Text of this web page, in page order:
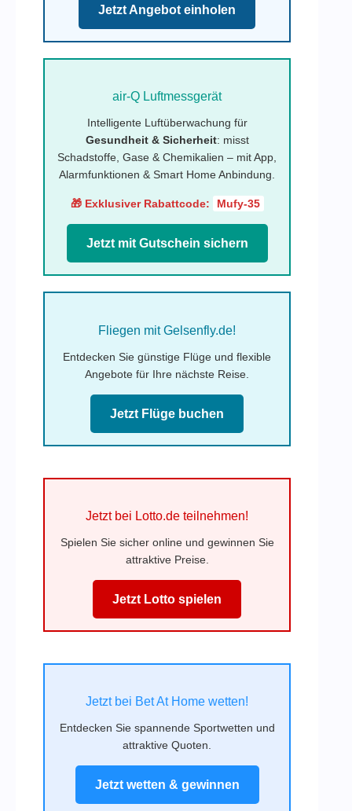
Jetzt Angebot einholen
air-Q Luftmessgerät
Intelligente Luftüberwachung für
Gesundheit & Sicherheit: misst
Schadstoffe, Gase & Chemikalien – mit App,
Alarmfunktionen & Smart Home Anbindung.
🎁 Exklusiver Rabattcode: Mufy-35
Jetzt mit Gutschein sichern
Fliegen mit Gelsenfly.de!
Entdecken Sie günstige Flüge und flexible
Angebote für Ihre nächste Reise.
Jetzt Flüge buchen
Jetzt bei Lotto.de teilnehmen!
Spielen Sie sicher online und gewinnen Sie
attraktive Preise.
Jetzt Lotto spielen
Jetzt bei Bet At Home wetten!
Entdecken Sie spannende Sportwetten und
attraktive Quoten.
Jetzt wetten & gewinnen